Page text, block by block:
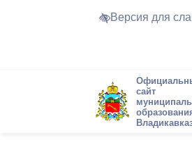
Версия для
сайт